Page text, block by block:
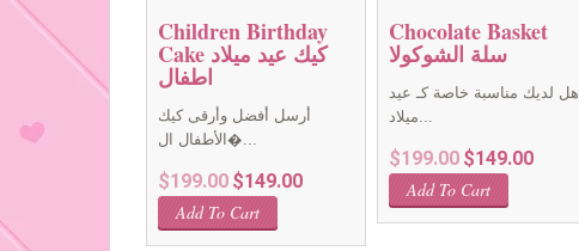
Children Birthday
Cake كيك عيد ميلاد
اطفال
أرسل أفضل وأرقى كيك
الأطفال ال�...
$199.00 Original
price
was:
$149.00Current
Add To Cart
Chocolate Basket
سلة الشوكولا
هل لديك مناسبة خاصة كـ عيد
ميلاد...
$199.00 Original
price
was:
$149.00Current
Add To Cart